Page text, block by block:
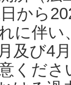
から
に伴い
及び4
くだ